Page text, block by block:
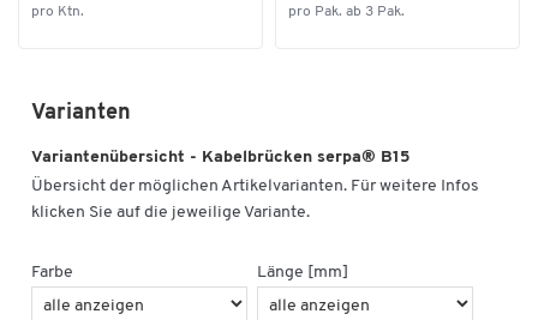
pro Ktn. pro Pak. ab 3 Pak.
Varianten
Variantenübersicht - Kabelbrücken serpa® B15
Übersicht der möglichen Artikelvarianten. Für weitere Infos
klicken Sie auf die jeweilige Variante.
Farbe Länge [mm]